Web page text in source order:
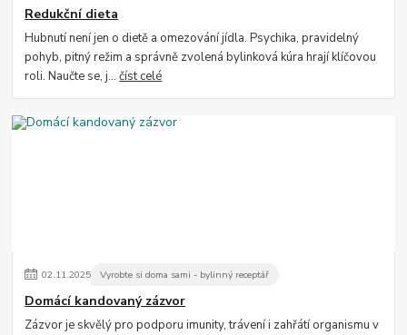
Redukční dieta
Hubnutí není jen o dietě a omezování jídla. Psychika, pravidelný
pohyb, pitný režim a správně zvolená bylinková kúra hrají klíčovou
roli. Naučte se, j...číst celé
02.11.2025 Vyrobte si doma sami - bylinný receptář
Domácí kandovaný zázvor
Zázvor je skvělý pro podporu imunity, trávení i zahřátí organismu v